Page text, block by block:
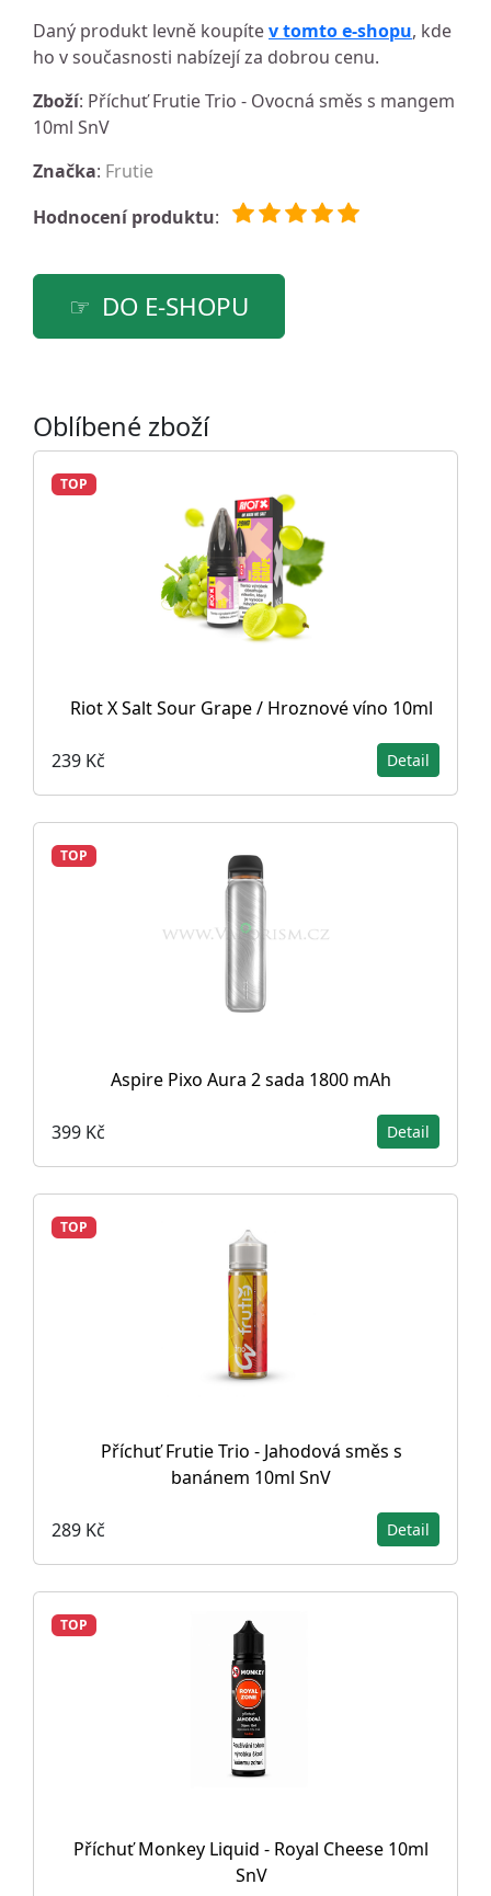
Daný produkt levně koupítev tomto e-shopu, kde
ho v současnosti nabízejí za dobrou cenu.
Zboží: Příchuť Frutie Trio - Ovocná směs s mangem
10ml SnV
Značka: Frutie
Hodnocení produktu:
DO E-SHOPU
Oblíbené zboží
TOP
Riot X Salt Sour Grape / Hroznové víno 10ml
239 Kč Detail
TOP
Aspire Pixo Aura 2 sada 1800 mAh
399 Kč Detail
TOP
Příchuť Frutie Trio - Jahodová směs s
banánem 10ml SnV
289 Kč Detail
TOP
Příchuť Monkey Liquid - Royal Cheese 10ml
SnV